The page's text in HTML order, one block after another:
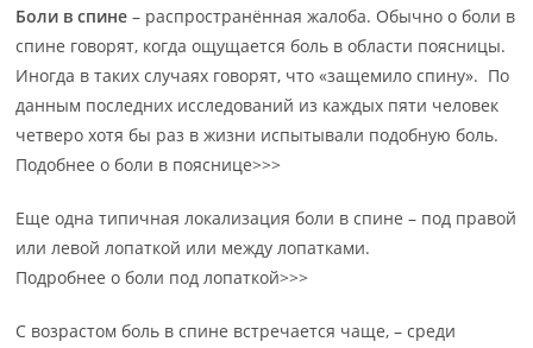
Боли в спине – распространённая жалоба. Обычно о боли в
спине говорят, когда ощущается боль в области поясницы.
Иногда в таких случаях говорят, что «защемило спину». По
данным последних исследований из каждых пяти человек
четверо хотя бы раз в жизни испытывали подобную боль.
Подобнее о боли в пояснице>>>
Еще одна типичная локализация боли в спине – под правой
или левой лопаткой или между лопатками.
Подробнее о боли под лопаткой>>>
С возрастом боль в спине встречается чаще, – среди